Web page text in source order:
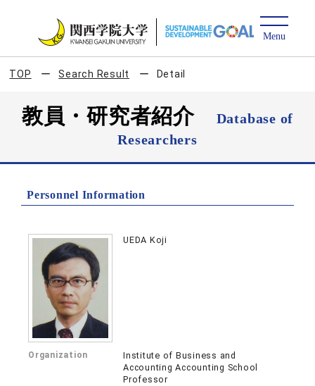
TOP Search Result Detail
教員・研究者紹介
Database of
Researchers
Personnel Information
UEDA Koji
Organization
Institute of Business and
Accounting Accounting School
Professor